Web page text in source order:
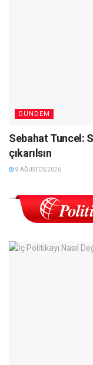
GÜNDEM
Sebahat Tuncel:
çıkarılsın
9 AĞUSTOS 2026